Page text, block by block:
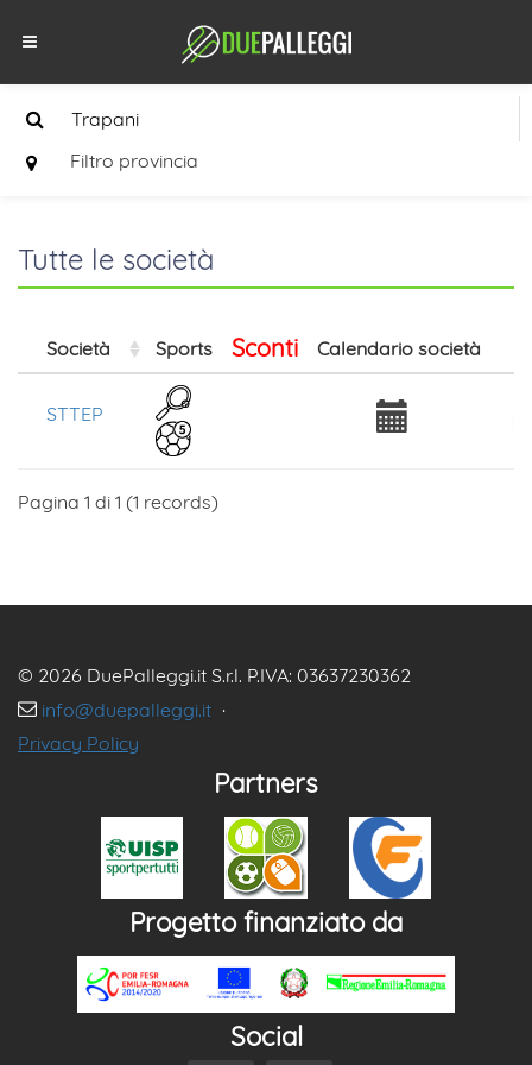
Filtro provincia
Tutte le società
Società Sports Sconti Calendario società
STTEP
Pagina 1 di 1 (1 records)
© 2026 DuePalleggi.it S.r.l. P.IVA: 03637230362
info@duepalleggi.it ·
Privacy Policy
Partners
Progetto finanziato da
Social